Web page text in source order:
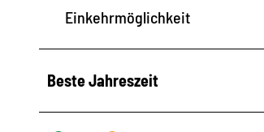
Einkehrmöglichkeit
Beste Jahreszeit